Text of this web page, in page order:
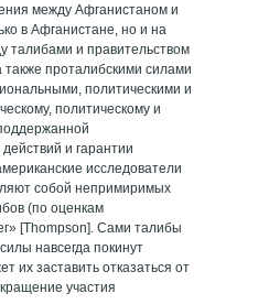
между Афганистаном и
в Афганистане, но и на
талибами и правительством
проталибскими силами
политическими и
политическому и
и гарантии
исследователи
собой непримиримых
(по оценкам
[Thompson]. Сами талибы
навсегда покинут
их заставить отказаться от
участия